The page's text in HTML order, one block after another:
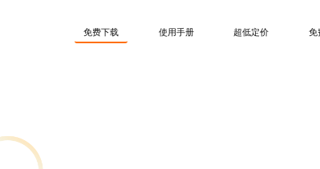
免费下载 使用手册 超低定价 免